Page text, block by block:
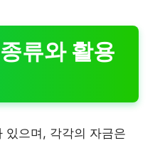
류와 활용
있으며, 각각의 자금은